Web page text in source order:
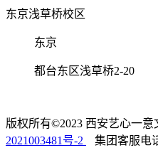
东京浅草桥校区
东京
都台东区浅草桥2-20
版权所有©2023 西安艺心一意
2021003481号-2
集团客服电